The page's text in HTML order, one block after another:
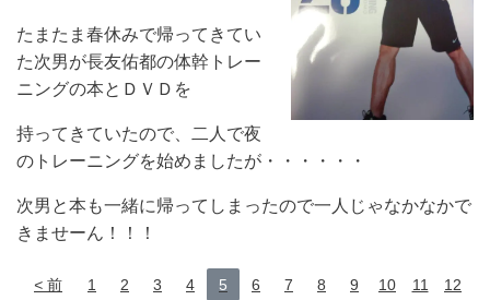
たまたま春休みで帰ってきてい
た次男が長友佑都の体幹トレー
ニングの本とＤＶＤを
持ってきていたので、二人で夜
のトレーニングを始めましたが・・・・・・
次男と本も一緒に帰ってしまったので一人じゃなかなかで
きませーん！！！
前 1 2 3 4 5 6 7 8 9 10 11
12